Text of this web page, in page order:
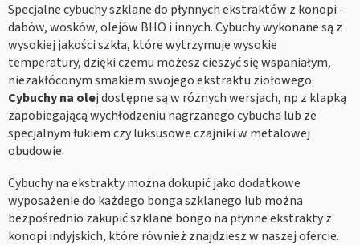
Specjalne cybuchy szklane do płynnych ekstraktów z konopi -
dabów, wosków, olejów BHO i innych. Cybuchy wykonane są z
wysokiej jakości szkła, które wytrzymuje wysokie
temperatury, dzięki czemu możesz cieszyć się wspaniałym,
niezakłóconym smakiem swojego ekstraktu ziołowego.
Cybuchy na olej dostępne są w różnych wersjach, np z klapką
zapobiegającą wychłodzeniu nagrzanego cybucha lub ze
specjalnym łukiem czy luksusowe czajniki w metalowej
obudowie.
Cybuchy na ekstrakty można dokupić jako dodatkowe
wyposażenie do każdego bonga szklanego lub można
bezpośrednio zakupić szklane bongo na płynne ekstrakty z
konopi indyjskich, które również znajdziesz w naszej ofercie.